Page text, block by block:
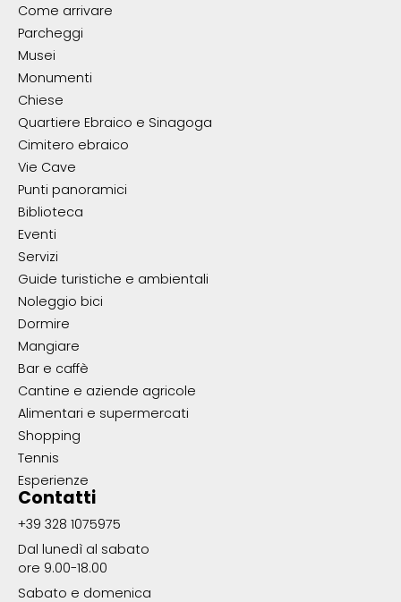
Come arrivare
Parcheggi
Musei
Monumenti
Chiese
Quartiere Ebraico e Sinagoga
Cimitero ebraico
Vie Cave
Punti panoramici
Biblioteca
Eventi
Servizi
Guide turistiche e ambientali
Noleggio bici
Dormire
Mangiare
Bar e caffè
Cantine e aziende agricole
Alimentari e supermercati
Shopping
Tennis
Esperienze
Contatti
+39 328 1075975
Dal lunedì al sabato
ore 9.00-18.00
Sabato e domenica